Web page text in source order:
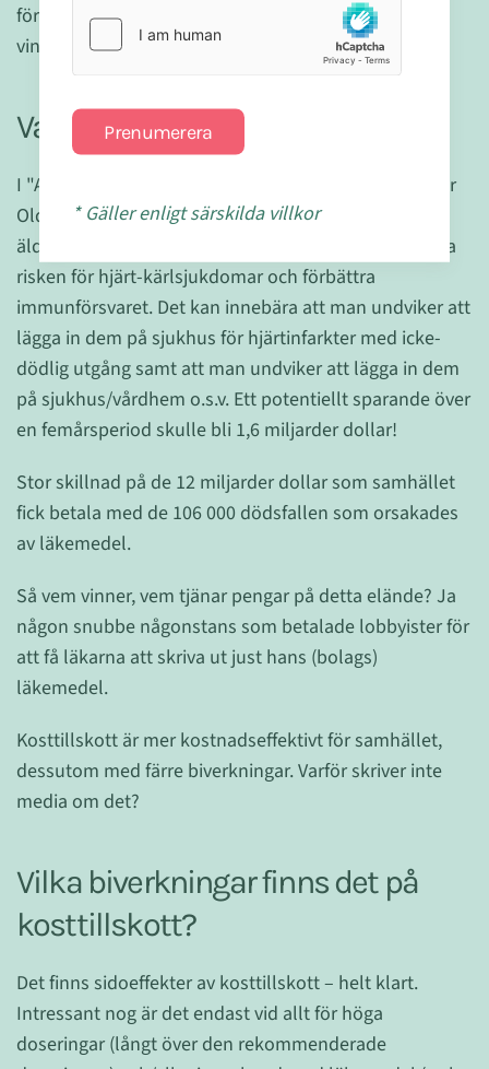
förhållande till läkemedel. Det finns liksom inget att
vinna på där! Men en hel del att spara på.
Vad är mer kostnadseffektivt?
I "A study of the Cost Effects of Daily Multivitamins for
Older Adults" kommer det fram att om man gav de
äldre en daglig multivitamintablett kunde det minska
risken för hjärt-kärlsjukdomar och förbättra
immunförsvaret. Det kan innebära att man undviker att
lägga in dem på sjukhus för hjärtinfarkter med icke-
dödlig utgång samt att man undviker att lägga in dem
på sjukhus/vårdhem o.s.v. Ett potentiellt sparande över
en femårsperiod skulle bli 1,6 miljarder dollar!
Stor skillnad på de 12 miljarder dollar som samhället
fick betala med de 106 000 dödsfallen som orsakades
av läkemedel.
Så vem vinner, vem tjänar pengar på detta elände? Ja
någon snubbe någonstans som betalade lobbyister för
att få läkarna att skriva ut just hans (bolags)
läkemedel.
Kosttillskott är mer kostnadseffektivt för samhället,
dessutom med färre biverkningar. Varför skriver inte
media om det?
Vilka biverkningar finns det på
kosttillskott?
Det finns sidoeffekter av kosttillskott – helt klart.
Intressant nog är det endast vid allt för höga
doseringar (långt över den rekommenderade
Prenumerera
* Gäller enligt särskilda villkor